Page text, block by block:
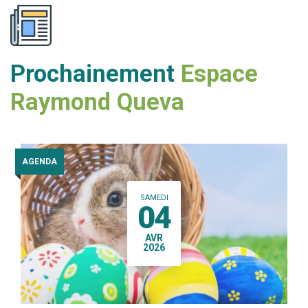
Prochainement Espace
Raymond Queva
SAMEDI
04
AVR
2026
AGENDA